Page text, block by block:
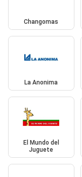
Changomas
La Anonima
El Mundo del
Juguete